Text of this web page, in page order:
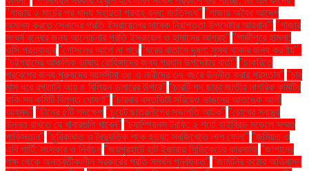
"গাজায় ২ মার্চের পর খাদ্য সহায়তা প্রবাহ বন্ধ: জাতিসংঘ" "গাজায় অবৈধ আদেশ
অমান্য করতে সেনাদের প্রতি ইসরায়েলের সাবেক নিরাপত্তা উপদেষ্টার আহ্বান"' "গাজার
সংঘর্ষ বন্ধের জন্য আলোচনার প্রতি ইসরায়েল ও হামাসের আগ্রহ" "গাজীপুরে হামলা:
ওসি প্রত্যাহার "গোসলের আগে না পরে "ঘরের বাতাসে দূষণ: সুস্থ থাকার জন্য করণীয়".
"চট্টগ্রামের আঞ্চলিক ভাষায় রোহিঙ্গাদের জন্য প্রধান উপদেষ্টার বার্তা" "চাকরিতে
প্রবেশের জন্য পুরুষদের বয়সসীমা ৩৫ ও নারীদের ৩৭ বছরে উন্নীত করার প্রস্তাব" "চার
মাস ধরে রপ্তানি আয় ৪ বিলিয়ন ডলারের উপরে" "চারটি পদ ছাড়া জাতীয় নাগরিক কমিটির
বাকি সব কমিটি বিলুপ্ত ঘোষণা" "চারবার বসতভিটা সরিয়েও ভাঙনের আতঙ্কে আলী
আহমদ" "চীনের ৫টি পদক্ষেপ "চুয়েট ছাত্রলীগের সভাপতি আটক" "চোখের স্বাস্থ্য
উন্নত রাখতে যে খাবারগুলি খাবেন" "চ্যাম্পিয়নস ট্রফি: ২ শর্তে হাইব্রিড মডেলে সম্মত
পাকিস্তান" "ছুরিকাঘাত ও বৈদ্যুতিক শকে হত্যা: সবজিখেতে লাশ ফেলা" "জমিয়ত ও
এবি পার্টি: সংস্কার ও নির্বাচন "জয়পুরহাটে হাট ইজারায় সিন্ডিকেটের কারসাজি "জাপানের
পক্ষ থেকে অন্তর্বর্তীকালীন সরকারের প্রতি সমর্থন পুনর্ব্যক্ত" "জার্মানির কঠোর অভিবাসন